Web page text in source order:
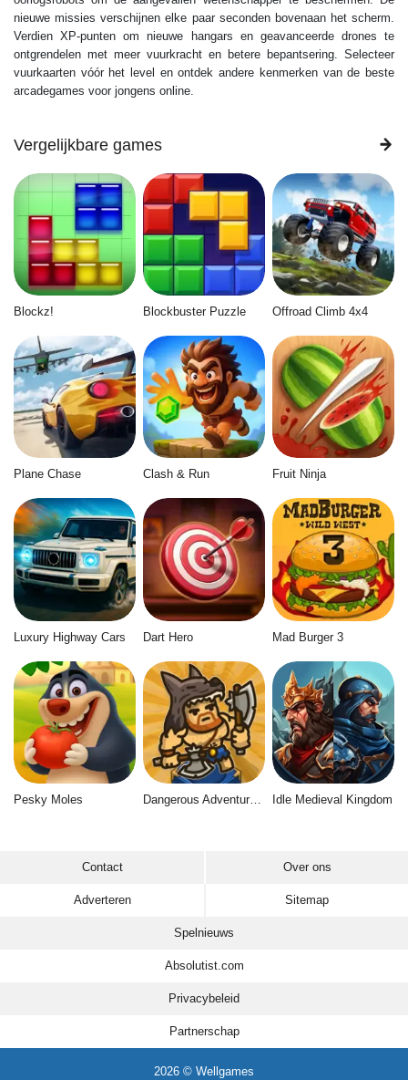
nieuwe missies verschijnen elke paar seconden bovenaan het scherm.
Verdien XP-punten om nieuwe hangars en geavanceerde drones te
ontgrendelen met meer vuurkracht en betere bepantsering. Selecteer
vuurkaarten vóór het level en ontdek andere kenmerken van de beste
arcadegames voor jongens online.
Vergelijkbare games
Blockz! Blockbuster Puzzle Offroad Climb 4x4
Plane Chase Clash & Run Fruit Ninja
Luxury Highway Cars Dart Hero Mad Burger 3
Pesky Moles Dangerous Adventure 2 Idle Medieval Kingdom
Contact Over ons
Adverteren Sitemap
Spelnieuws
Absolutist.com
Privacybeleid
Partnerschap
2026 © Wellgames